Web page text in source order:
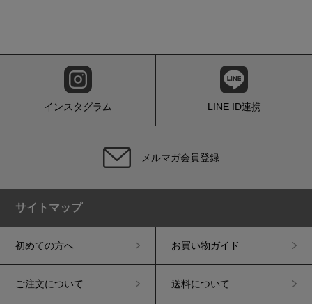
インスタグラム LINE ID連携
メルマガ会員登録
サイトマップ
初めての方へ お買い物ガイド
ご注文について 送料について